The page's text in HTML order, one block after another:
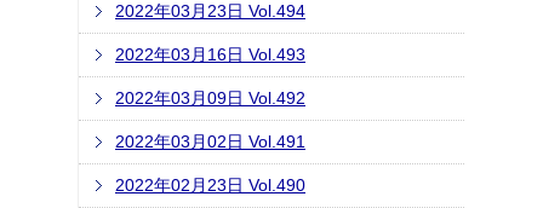
2022年03月23日 Vol.494
2022年03月16日 Vol.493
2022年03月09日 Vol.492
2022年03月02日 Vol.491
2022年02月23日 Vol.490